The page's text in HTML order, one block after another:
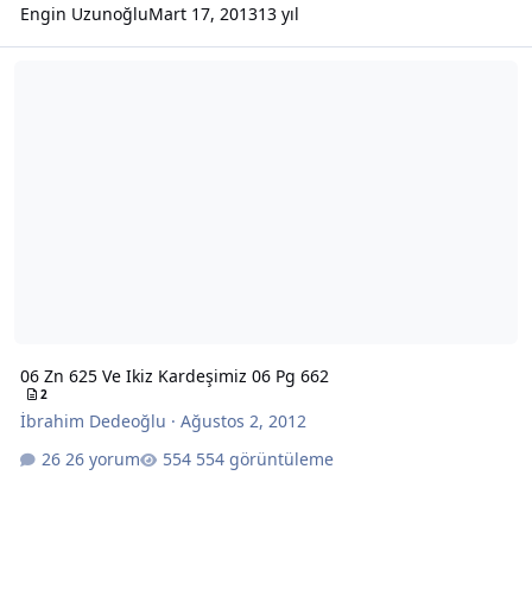
Engin UzunoğluMart 17, 201313 yıl
06 Zn 625 Ve Ikiz Kardeşimiz 06 Pg 662
2
İbrahim Dedeoğlu · Ağustos 2, 2012
26 yorum
554 görüntüleme